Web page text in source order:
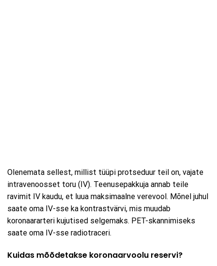
Olenemata sellest, millist tüüpi protseduur teil on, vajate
intravenoosset toru (IV). Teenusepakkuja annab teile
ravimit IV kaudu, et luua maksimaalne verevool. Mõnel juhul
saate oma IV-sse ka kontrastvärvi, mis muudab
koronaararteri kujutised selgemaks. PET-skannimiseks
saate oma IV-sse radiotraceri.
Kuidas mõõdetakse koronaarvoolu reservi?